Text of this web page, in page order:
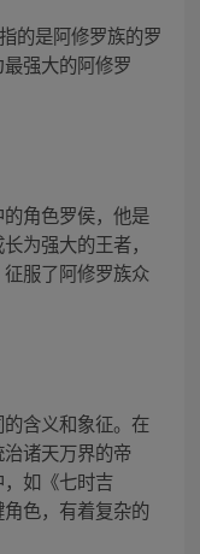
的是阿修罗族的罗
强大的阿修罗
角色罗侯，他是
为强大的王者，
服了阿修罗族众
含义和象征。在
诸天万界的帝
如《七时吉
色，有着复杂的